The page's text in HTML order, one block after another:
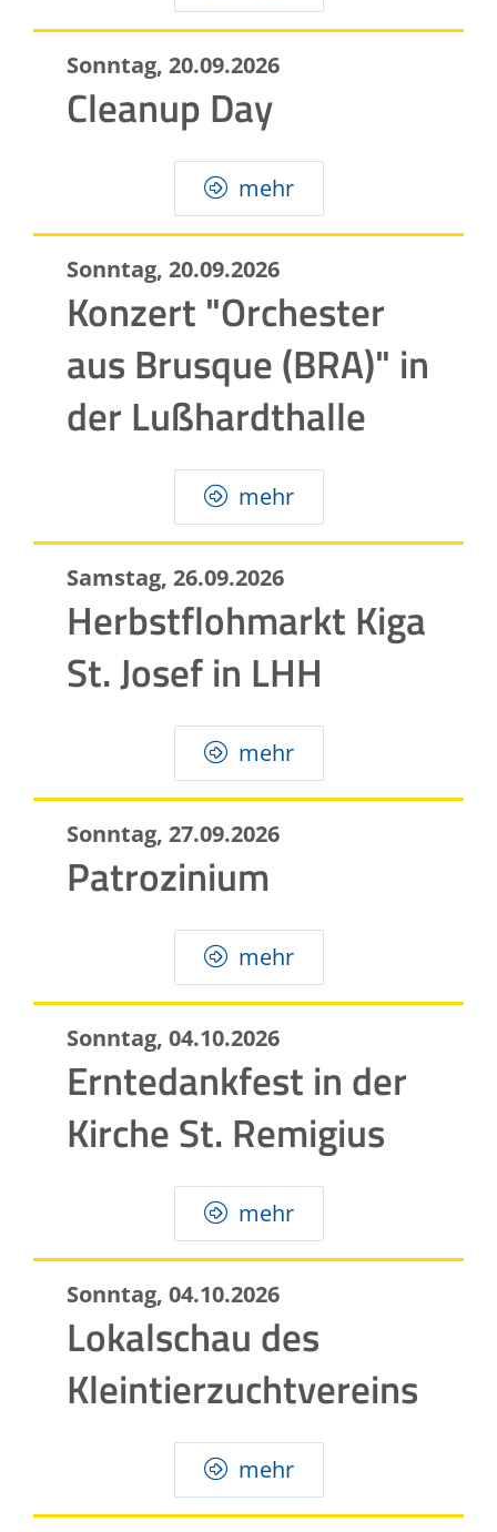
Cleanup Day
Sonntag, 20.09.2026
mehr
Konzert "Orchester
aus Brusque (BRA)" in
der Lußhardthalle
Sonntag, 20.09.2026
mehr
Herbstflohmarkt Kiga
St. Josef in LHH
Samstag, 26.09.2026
mehr
Patrozinium
Sonntag, 27.09.2026
mehr
Erntedankfest in der
Kirche St. Remigius
Sonntag, 04.10.2026
mehr
Lokalschau des
Kleintierzuchtvereins
Sonntag, 04.10.2026
mehr